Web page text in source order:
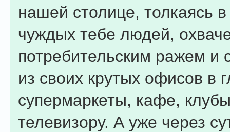
нашей столице, толкаясь в
чуждых тебе людей,
потребительским ражем и
из своих крутых офисов в
супермаркеты, кафе,
телевизору. А уже через